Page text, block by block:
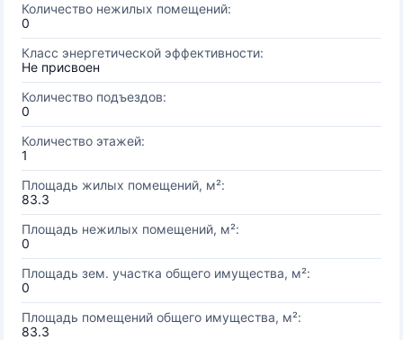
Количество нежилых помещений:
0
Класс энергетической эффективности:
Не присвоен
Количество подъездов:
0
Количество этажей:
1
Площадь жилых помещений, м²:
83.3
Площадь нежилых помещений, м²:
0
Площадь зем. участка общего имущества, м²:
0
Площадь помещений общего имущества, м²:
83.3